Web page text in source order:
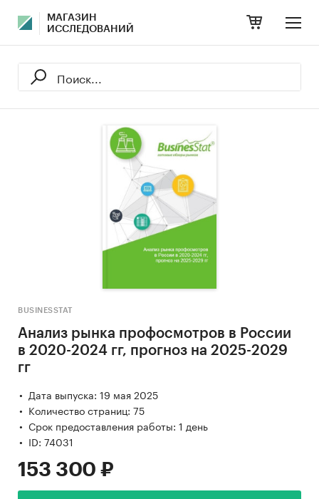
МАГАЗИН
ИССЛЕДОВАНИЙ
BUSINESSTAT
Анализ рынка профосмотров в России
в 2020-2024 гг, прогноз на 2025-2029
гг
Дата выпуска: 19 мая 2025
Количество страниц: 75
Срок предоставления работы: 1 день
ID: 74031
153 300 ₽